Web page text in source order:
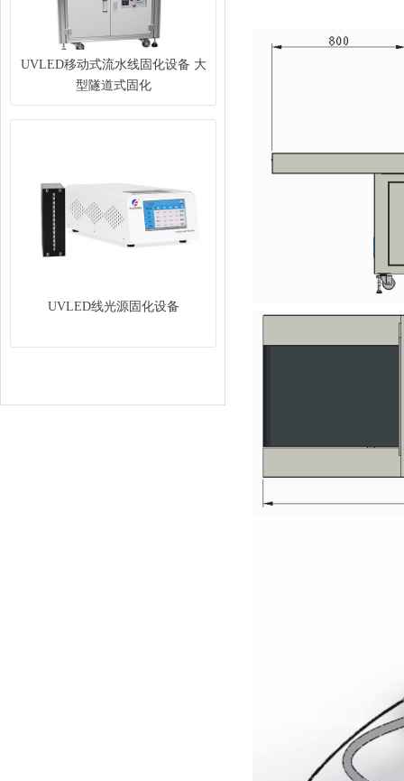
UVLED移动式流水线固化设备 大
型隧道式固化
UVLED线光源固化设备